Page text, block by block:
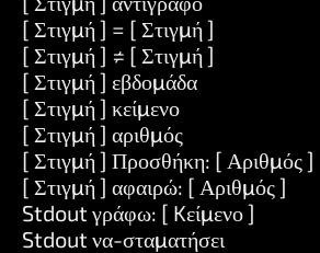
[ Στιγμή ] = [ Στιγμή ]
[ Στιγμή ] ≠ [ Στιγμή ]
[ Στιγμή ] εβδομάδα
[ Στιγμή ] κείμενο
[ Στιγμή ] αριθμός
[ Στιγμή ] Προσθήκη: [ Αριθμός ]
[ Στιγμή ] αφαιρώ: [ Αριθμός ]
Stdout γράφω: [ Kείμενο ]
Stdout να-σταματήσει